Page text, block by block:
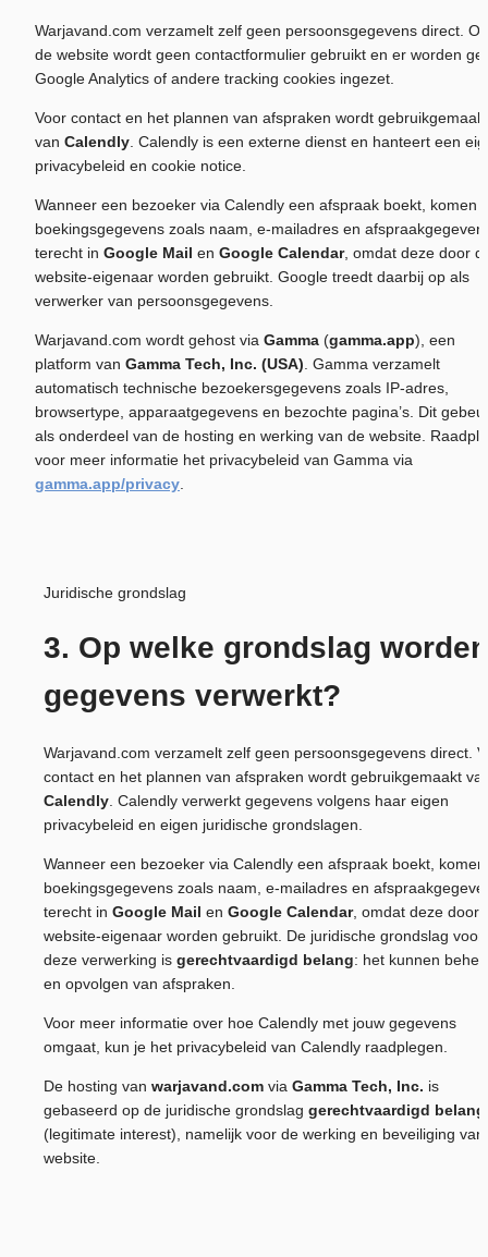
Warjavand.com verzamelt zelf geen persoonsgegevens direct. Op
de website wordt geen contactformulier gebruikt en er worden
Google Analytics of andere tracking cookies ingezet.
Voor contact en het plannen van afspraken wordt gebruikgemaakt
van Calendly . Calendly is een externe dienst en hanteert een
privacybeleid en cookie notice.
Wanneer een bezoeker via Calendly een afspraak boekt, komen
boekingsgegevens zoals naam, e-mailadres en
terecht in Google Mail en Google Calendar, omdat deze door
website-eigenaar worden gebruikt. Google treedt daarbij op als
verwerker van persoonsgegevens.
Warjavand.com wordt gehost via Gamma (gamma.app), een
platform van Gamma Tech, Inc. (USA) . Gamma verzamelt
automatisch technische bezoekersgegevens zoals IP-adres,
browsertype, apparaatgegevens en bezochte pagina’s. Dit
als onderdeel van de hosting en werking van de website.
gamma.app/privacy
Juridische grondslag
3. Op welke grondslag worden
gegevens verwerkt?
Warjavand.com verzamelt zelf geen persoonsgegevens direct.
Calendly. Calendly verwerkt gegevens volgens haar eigen
privacybeleid en eigen juridische grondslagen.
Wanneer een bezoeker via Calendly een afspraak boekt,
boekingsgegevens zoals naam, e-mailadres en
terecht in Google Mail en Google Calendar, omdat deze door
website-eigenaar worden gebruikt. De juridische grondslag voor
deze verwerking is gerechtvaardigd belang: het kunnen
en opvolgen van afspraken.
Voor meer informatie over hoe Calendly met jouw gegevens
omgaat, kun je het privacybeleid van Calendly raadplegen.
De hosting van warjavand.com via Gamma Tech, Inc. is
gebaseerd op de juridische grondslag gerechtvaardigd belang
(legitimate interest), namelijk voor de werking en beveiliging van
website.